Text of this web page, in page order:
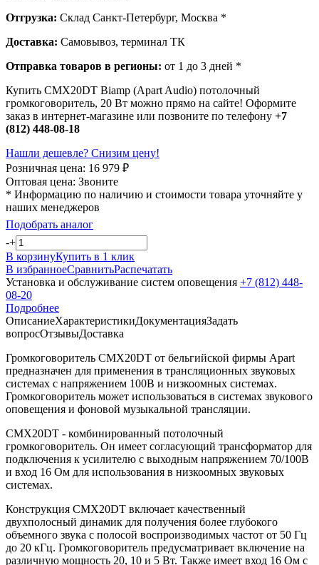
Отгрузка: Склад Санкт-Петербург, Москва *
Доставка: Самовывоз, терминал ТК
Отправка товаров в регионы: от 1 до 3 дней *
Купить CMX20DT Biamp (Apart Audio) потолочный
громкоговоритель, 20 Вт можно прямо на сайте! Оформите
заказ в интернет-магазине или позвоните по телефону +7
(812) 448-08-18
Нашли дешевле? Снизим цену!
Розничная цена: 16 979 ₽
Оптовая цена: Звоните
* Информацию по наличию и стоимости товара уточняйте у
наших менеджеров
Подобрать аналог
-+
В корзинуКупить в 1 клик
В избранноеСравнитьРаспечатать
Установка и обслуживание систем оповещения +7 (812) 448-
08-20
Подробнее
ОписаниеХарактеристикиДокументацияЗадать
вопросОтзывыДоставка
Громкоговоритель CMX20DT от бельгийской фирмы Apart
предназначен для применения в трансляционных звуковых
системах с напряжением 100В и низкоомных системах.
Громкоговоритель может использоваться в системах звукового
оповещения и фоновой музыкальной трансляции.
CMX20DT - комбинированный потолочный
громкоговоритель. Он имеет согласующий трансформатор для
подключения к усилителю с выходным напряжением 70/100В
и вход 16 Ом для использования в низкоомных звуковых
системах.
Конструкция CMX20DT включает качественный
двухполосный динамик для получения более глубокого
объемного звука с полосой воспроизводимых частот от 50 Гц
до 20 кГц. Громкоговоритель предусматривает включение на
различную мощность 20, 10 и 5 Вт. Также имеет вход 16 Ом с